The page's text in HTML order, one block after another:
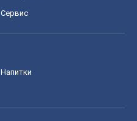
Сервис
Напитки